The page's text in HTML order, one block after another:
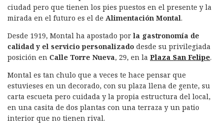
c
e
b
o
o
k
it
te
r
n
k
e
d
I
n
at
s
A
p
p
ai
l
m
p
a
rt
ir
ciudad pero que tienen los pies puestos en el presente y la
mirada en el futuro es el de Alimentación Montal.
Desde 1919, Montal ha apostado por la gastronomía de
calidady el servicio personalizado desde su privilegiada
posición en Calle Torre Nueva, 29, en la Plaza San Felipe.
Montal es tan chulo que a veces te hace pensar que
estuvieses en un decorado, con su plaza llena de gente, su
carta escueta pero cuidada y la propia estructura del local,
en una casita de dos plantas con una terraza y un patio
interior que no tienen rival.